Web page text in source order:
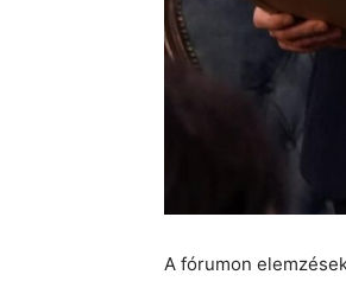
A fórumon